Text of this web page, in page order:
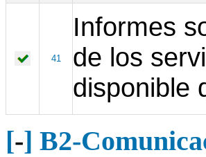
41
Informes
de los
disponible
[-] B2-